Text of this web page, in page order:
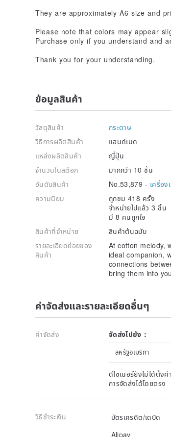
They are approximately A6 size and
Please note that colors may appear
Purchase only if you understand and
Thank you for your understanding.
ข้อมูลสินค้า
วัสดุสินค้า
กระดาษ
วิธีการผลิตสินค้า
แฮนด์เมด
แหล่งผลิตสินค้า
ญี่ปุ่น
จำนวนในสต๊อก
มากกว่า 10 ชิ้น
อันดับสินค้า
No.53,879 - เครื่อง
ความนิยม
ถูกชม 418 ครั้ง
จำหน่ายไปแล้ว 3 ชิ้น
มี 8 คนถูกใจ
สินค้าที่จำหน่าย
สินค้าต้นฉบับ
รายละเอียดย่อยของ
สินค้า
At cotton melody,
ideal companion,
connections
bring them into
ค่าจัดส่งและรายละเอียดอื่นๆ
ค่าจัดส่ง จัดส่งไปยัง：
สหรัฐอเมริกา
ดีไซเนอร์ยังไม่ได้ตั้ง
การจัดส่งได้โดยตรง
วิธีชำระเงิน
บัตรเครดิต/เดบิด
Alipay